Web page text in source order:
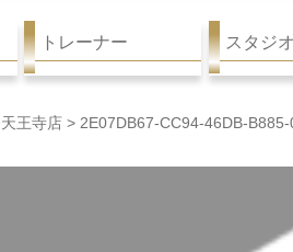
トレーナー スタジ
王寺店 > 2E07DB67-CC94-46DB-